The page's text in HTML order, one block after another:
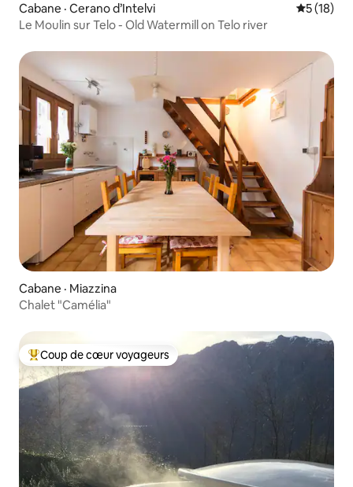
Cabane · Cerano d’Intelvi Note
5 (18)
Le Moulin sur Telo - Old Watermill on Telo river
Cabane · Miazzina
Chalet "Camélia"
Coup de cœur voyageurs parmi les plus aimés
Coup de cœur voyageurs